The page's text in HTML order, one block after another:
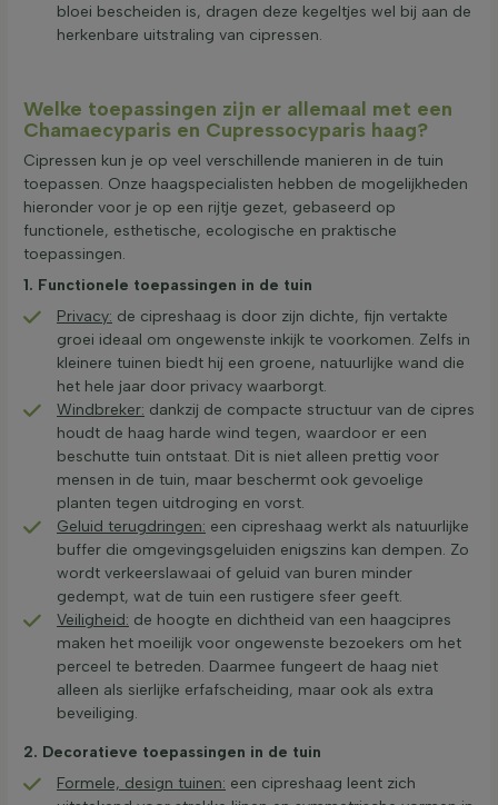
bloei bescheiden is, dragen deze kegeltjes wel bij aan de
herkenbare uitstraling van cipressen.
Welke toepassingen zijn er allemaal met een
Chamaecyparis en Cupressocyparis haag?
Cipressen kun je op veel verschillende manieren in de tuin
toepassen. Onze haagspecialisten hebben de mogelijkheden
hieronder voor je op een rijtje gezet, gebaseerd op
functionele, esthetische, ecologische en praktische
toepassingen.
1. Functionele toepassingen in de tuin
Privacy: de cipreshaag is door zijn dichte, fijn vertakte
groei ideaal om ongewenste inkijk te voorkomen. Zelfs in
kleinere tuinen biedt hij een groene, natuurlijke wand die
het hele jaar door privacy waarborgt.
Windbreker: dankzij de compacte structuur van de cipres
houdt de haag harde wind tegen, waardoor er een
beschutte tuin ontstaat. Dit is niet alleen prettig voor
mensen in de tuin, maar beschermt ook gevoelige
planten tegen uitdroging en vorst.
Geluid terugdringen: een cipreshaag werkt als natuurlijke
buffer die omgevingsgeluiden enigszins kan dempen. Zo
wordt verkeerslawaai of geluid van buren minder
gedempt, wat de tuin een rustigere sfeer geeft.
Veiligheid: de hoogte en dichtheid van een haagcipres
maken het moeilijk voor ongewenste bezoekers om het
perceel te betreden. Daarmee fungeert de haag niet
alleen als sierlijke erfafscheiding, maar ook als extra
beveiliging.
2. Decoratieve toepassingen in de tuin
Formele, design tuinen: een cipreshaag leent zich